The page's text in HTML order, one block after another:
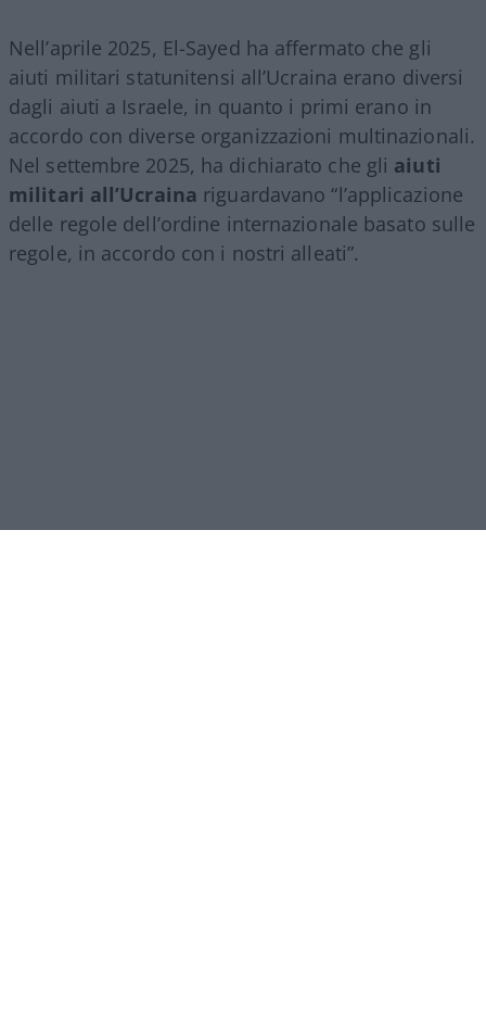
Nell’aprile 2025, El-Sayed ha affermato che gli
aiuti militari statunitensi all’Ucraina erano diversi
dagli aiuti a Israele, in quanto i primi erano in
accordo con diverse organizzazioni multinazionali.
Nel settembre 2025, ha dichiarato che gli aiuti
militari all’Ucraina riguardavano “l’applicazione
delle regole dell’ordine internazionale basato sulle
regole, in accordo con i nostri alleati”.